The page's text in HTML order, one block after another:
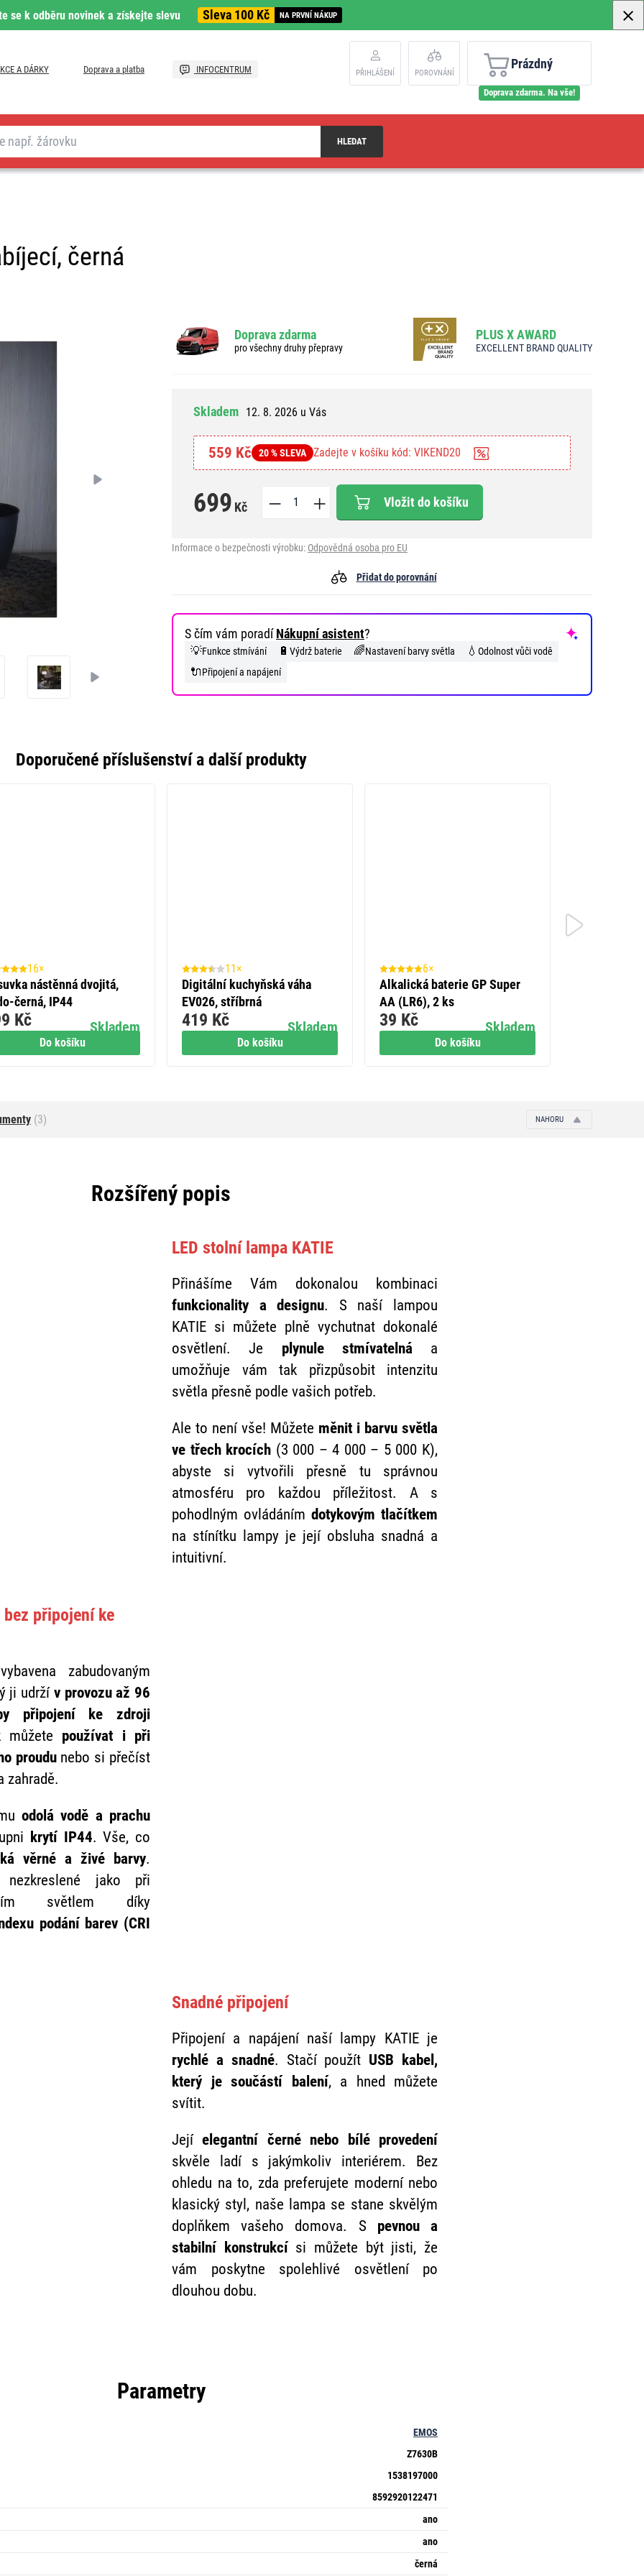
se k odběru novinek a získejte slevu Sleva 100 Kč NA PRVNÍ NÁKUP
A DÁRKY Doprava a platba INFOCENTRUM PŘIHLÁŠENÍ POROVNÁNÍ
Prázdný
Doprava zdarma. Na vše!
HLEDAT
černá
Doprava zdarma
pro všechny druhy přepravy
PLUS X AWARD
EXCELLENT BRAND QUALITY
Skladem 12. 8. 2026 u Vás
559 Kč 20 % SLEVA Zadejte v košíku kód: VIKEND20
699 Kč Vložit do košíku
Informace o bezpečnosti výrobku: Odpovědná osoba pro EU
Přidat do porovnání
S čím vám poradíNákupní asistent?
💡Funkce stmívání 🔋 Výdrž baterie 🌈Nastavení barvy světla 💧 Odolnost vůči vodě
🔌Připojení a napájení
Doporučené příslušenství a další produkty
Do košíku
16×
nástěnná dvojitá,
černá, IP44
Skladem
Kč
Do košíku
11×
Digitální kuchyňská váha
EV026, stříbrná
Skladem
419 Kč
Do košíku
6×
Alkalická baterie GP Super
AA (LR6), 2 ks
Skladem
39 Kč
(3) NAHORU
Rozšířený popis
LED stolní lampa KATIE
Přinášíme Vám dokonalou kombinaci
funkcionality a designu. S naší lampou
KATIE si můžete plně vychutnat dokonalé
osvětlení. Je plynule stmívatelná a
umožňuje vám tak přizpůsobit intenzitu
světla přesně podle vašich potřeb.
Ale to není vše! Můžete měnit i barvu světla
ve třech krocích (3 000 – 4 000 – 5 000 K),
abyste si vytvořili přesně tu správnou
atmosféru pro každou příležitost. A s
pohodlným ovládáním dotykovým tlačítkem
na stínítku lampy je její obsluha snadná a
intuitivní.
připojení ke
zabudovaným
ji udrží v provozu až 96
připojení ke zdroji
používat i při
proudu nebo si přečíst
zahradě.
odolá vodě a prachu
krytí IP44. Vše, co
věrné a živé barvy.
jako při
světlem díky
podání barev (CRI
Snadné připojení
Připojení a napájení naší lampy KATIE je
rychlé a snadné. Stačí použít USB kabel,
který je součástí balení, a hned můžete
svítit.
Jejíelegantní černé nebo bílé provedení
skvěle ladí s jakýmkoliv interiérem. Bez
ohledu na to, zda preferujete moderní nebo
klasický styl, naše lampa se stane skvělým
doplňkem vašeho domova. S pevnou a
stabilní konstrukcí si můžete být jisti, že
vám poskytne spolehlivé osvětlení po
dlouhou dobu.
Parametry
EMOS
Z7630B
1538197000
8592920122471
ano
ano
černá